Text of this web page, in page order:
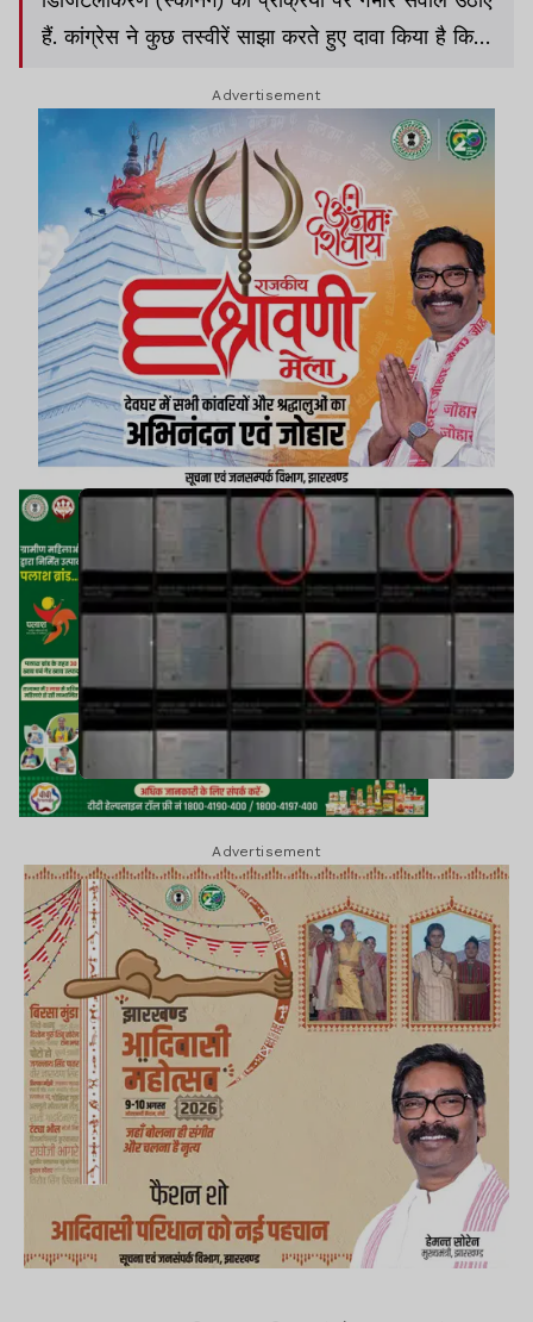
हैं. कांग्रेस ने कुछ तस्वीरें साझा करते हुए दावा किया है कि
की बात कही जाती है,
Advertisement
Advertisement